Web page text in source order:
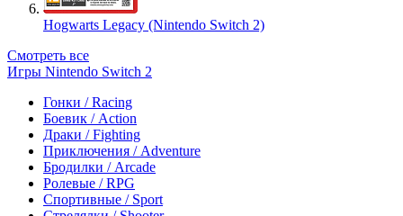
Hogwarts Legacy (Nintendo Switch 2)
Смотреть все
Игры Nintendo Switch 2
Гонки / Racing
Боевик / Action
Драки / Fighting
Приключения / Adventure
Бродилки / Arcade
Ролевые / RPG
Спортивные / Sport